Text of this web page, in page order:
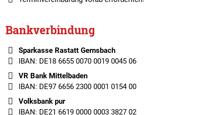
Bankverbindung
Sparkasse Rastatt Gernsbach
IBAN: DE18 6655 0070 0019 0045 06
VR Bank Mittelbaden
IBAN: DE97 6656 2300 0001 0154 00
Volksbank pur
IBAN: DE21 6619 0000 0003 3827 02